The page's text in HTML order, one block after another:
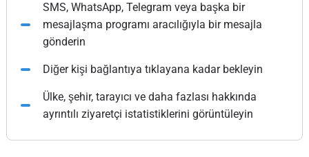
SMS, WhatsApp, Telegram veya başka bir
mesajlaşma programı aracılığıyla bir mesajla
gönderin
Diğer kişi bağlantıya tıklayana kadar bekleyin
Ülke, şehir, tarayıcı ve daha fazlası hakkında
ayrıntılı ziyaretçi istatistiklerini görüntüleyin